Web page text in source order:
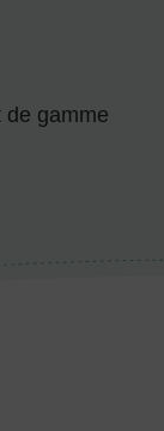
de gamme